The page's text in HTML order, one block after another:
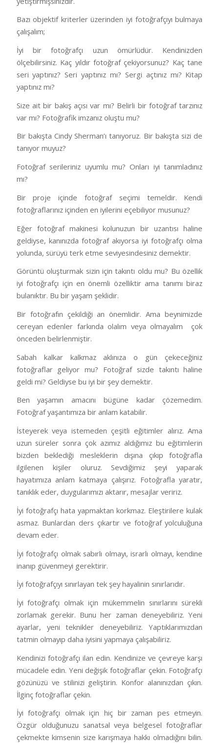
Bazı objektif kriterler üzerinden iyi fotoğrafçıyı bulmaya
çalışalım;
İyi bir fotoğrafçı uzun ömürlüdür. Kendinizden
ölçebilirsiniz. Kaç yıldır fotoğraf çekiyorsunuz? Kaç tane
seri yaptınız? Seri yaptınız mı? Sergi açtınız mı? Kitap
yaptınız mı?
Size ait bir bakış açısı var mı? Belirli bir fotoğraf tarzınız
var mı? Fotoğrafik imzanız oluştu mu?
Bir bakışta Cindy Sherman’ı tanıyoruz. Bir bakışta sizi de
tanıyor muyuz?
Fotoğraf serileriniz uyumlu mu? Onları iyi tanımladınız
mı?
Bir proje içinde fotoğraf seçimi temeldir. Kendi
fotoğraflarınız içinden en iyilerini eçebiliyor musunuz?
Eğer fotoğraf makinesi kolunuzun bir uzantısı haline
geldiyse, kanınızda fotoğraf akıyorsa iyi fotoğrafçı olma
yolunda, sürüyü terk etme seviyesindesiniz demektir.
Görüntü oluşturmak sizin için takıntı oldu mu? Bu özellik
iyi fotoğrafçı için en önemli özelliktir ama tanımı biraz
bulanıktır. Bu bir yaşam şeklidir.
Bir fotoğrafın çekildiği an önemlidir. Ama beynimizde
cereyan edenler farkında olalım veya olmayalım
çok
önceden belirlenmiştir.
Sabah kalkar kalkmaz aklınıza o gün çekeceğiniz
fotoğraflar geliyor mu? Fotoğraf sizde takıntı haline
geldi mi? Geldiyse bu iyi bir şey demektir.
Ben yaşamın amacını bügüne kadar çözemedim.
Fotoğraf yaşantımıza bir anlam katabilir.
İsteyerek veya istemeden çeşitli eğitimler alırız. Ama
uzun süreler sonra çok azımız aldığımız bu eğitimlerin
bizden beklediği mesleklerin dışına çıkıp fotoğrafla
ilgilenen kişiler oluruz. Sevdiğimiz şeyi yaparak
hayatımıza anlam katmaya çalışırız. Fotoğrafla yaratır,
tanıklık eder, duygularımızı aktarır, mesajlar veririz.
İyi fotoğrafçı hata yapmaktan korkmaz. Eleştirilere kulak
asmaz. Bunlardan ders çıkartır ve fotoğraf yolculuğuna
devam eder.
İyi fotoğrafçı olmak sabırlı olmayı, israrlı olmayı, kendine
inanıp güvenmeyi gerektirir.
İyi fotoğrafçıyı sınırlayan tek şey hayalinin sınırlarıdır.
İyi fotoğrafçı olmak için mükemmelin sınırlarını sürekli
zorlamak gerekir. Bunu her zaman deneyebiliriz. Yeni
ayarlar, yeni teknikler deneyebiliriz. Yaptıklarımızdan
tatmin olmayıp daha iyisini yapmaya çalışabiliriz.
Kendinizi fotoğrafçı ilan edin. Kendinize ve çevreye karşı
mücadele edin. Yeni değişik fotoğraflar çekin. Fotoğrafçı
gözünüzü ve stilinizi geliştirin. Konfor alanınızdan çıkın.
İlginç fotoğraflar çekin.
İyi fotoğrafçı olmak için hiç bir zaman pes etmeyin.
Özgür olduğunuzu sanatsal veya belgesel fotoğraflar
çekmekte kimsenin size karışmaya hakkı olmadığını bilin.